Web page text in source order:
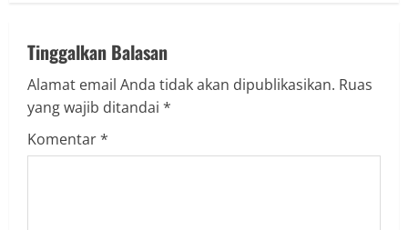
n
u
e
R
Tinggalkan Balasan
Alamat email Anda tidak akan dipublikasikan. Ruas
yang wajib ditandai *
Komentar*